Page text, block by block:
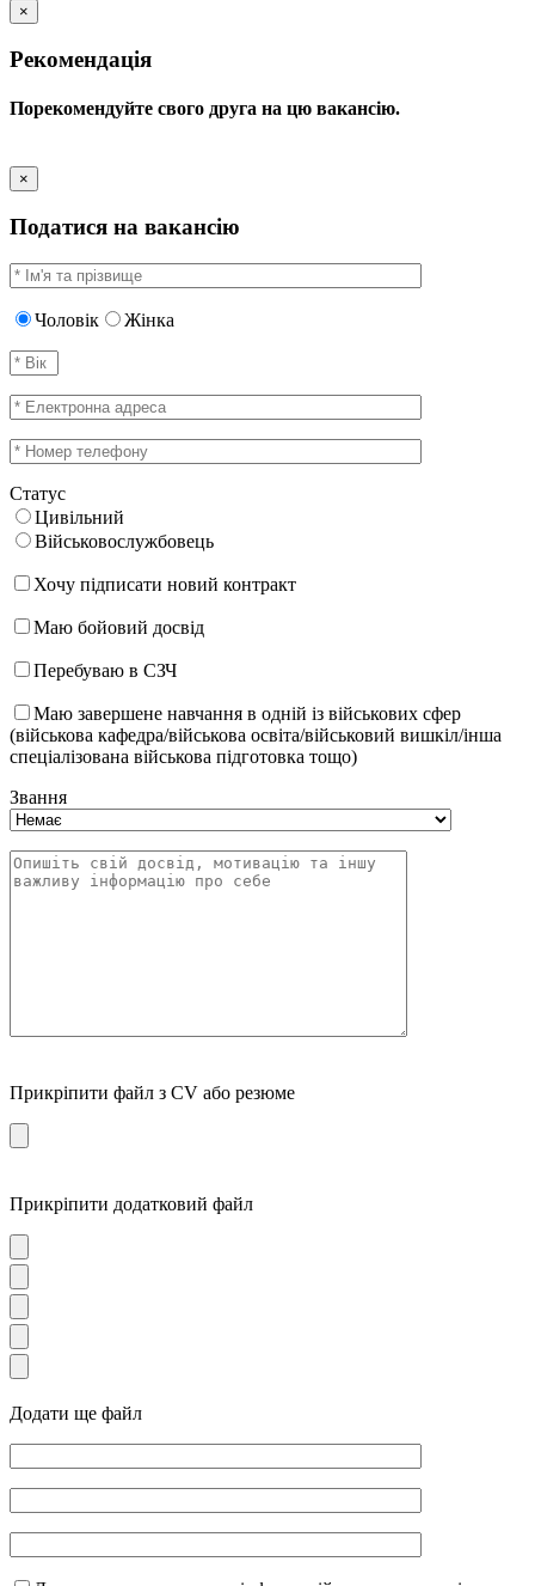
×
Рекомендація
Порекомендуйте свого друга на цю вакансію.
×
Податися на вакансію
Чоловік Жінка
Статус
Цивільний
Військовослужбовець
Хочу підписати новий контракт
Маю бойовий досвід
Перебуваю в СЗЧ
Маю завершене навчання в одній із військових сфер
(військова кафедра/військова освіта/військовий вишкіл/інша
спеціалізована військова підготовка тощо)
Звання
Прикріпити файл з CV або резюме
Прикріпити додатковий файл
Додати ще файл